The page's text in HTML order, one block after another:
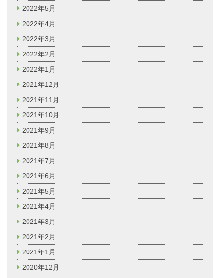
2022年5月
2022年4月
2022年3月
2022年2月
2022年1月
2021年12月
2021年11月
2021年10月
2021年9月
2021年8月
2021年7月
2021年6月
2021年5月
2021年4月
2021年3月
2021年2月
2021年1月
2020年12月